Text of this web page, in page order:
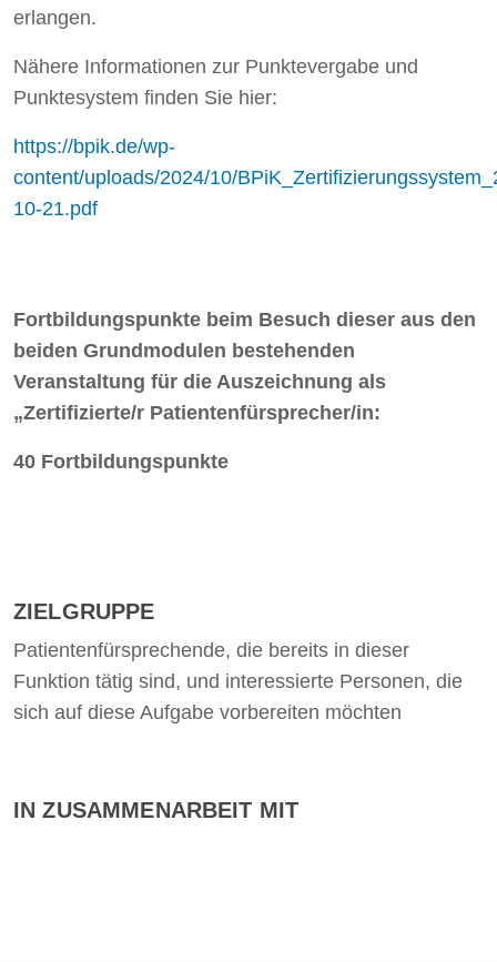
erlangen.
Nähere Informationen zur Punktevergabe und
Punktesystem finden Sie hier:
https://bpik.de/wp-
content/uploads/2024/10/
10-21.pdf
Fortbildungspunkte beim Besuch dieser aus den
beiden Grundmodulen bestehenden
Veranstaltung für die Auszeichnung als
„Zertifizierte/r Patientenfürsprecher/in:
40 Fortbildungspunkte
ZIELGRUPPE
Patientenfürsprechende, die bereits in dieser
Funktion tätig sind, und interessierte Personen, die
sich auf diese Aufgabe vorbereiten möchten
IN ZUSAMMENARBEIT MIT